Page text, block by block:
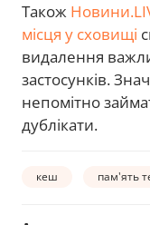
Також
місця у сховищі
видалення
застосунків.
непомітно
дублікати.
кеш пам'ять